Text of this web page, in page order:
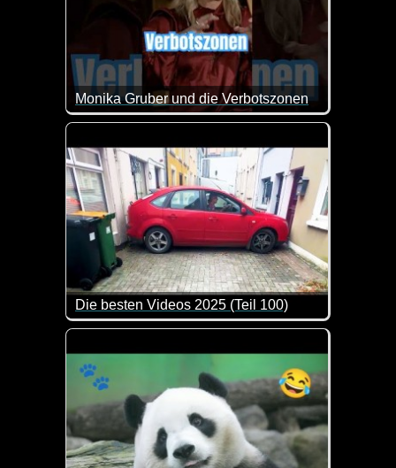
Monika Gruber und die Verbotszonen
Also ein Merkzettel wäre doch wirklich sehr nett
Die besten Videos 2025 (Teil 100)
Eine tolle Zusammenstellung von lustigen